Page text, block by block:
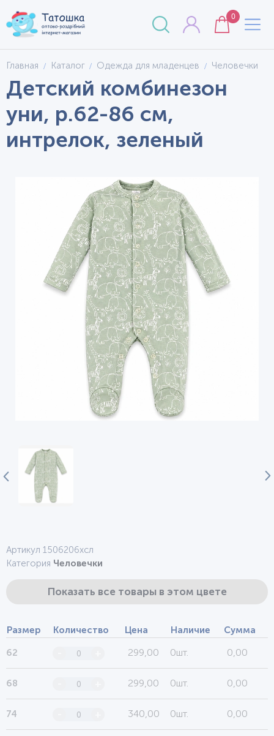
0
Главная Каталог Одежда для младенцев Человечки
Детский комбинезон
уни, р.62-86 см,
интрелок, зеленый
Артикул 1506206хсл
Категория Человечки
Показать все товары в этом цвете
Размер Количество Цена Наличие Сумма
62 299,00 0шт. 0,00
68 299,00 0шт. 0,00
74 340,00 0шт. 0,00